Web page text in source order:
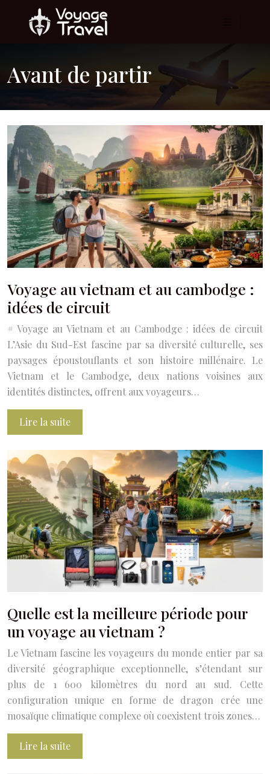
Avant de partir
Voyage au vietnam et au cambodge :
idées de circuit
# Voyage au Vietnam et au Cambodge : idées de circuit
L’Asie du Sud-Est fascine par sa diversité culturelle, ses
paysages époustouflants et son histoire millénaire. Le
Vietnam et le Cambodge, deux nations voisines aux
identités distinctes, offrent aux voyageurs…
Lire la suite
Quelle est la meilleure période pour
un voyage au vietnam ?
Le Vietnam fascine les voyageurs du monde entier par sa
diversité géographique exceptionnelle, s’étendant sur
plus de 1 600 kilomètres du nord au sud. Cette
configuration unique en forme de dragon crée une
mosaïque climatique complexe où coexistent trois zones…
Lire la suite